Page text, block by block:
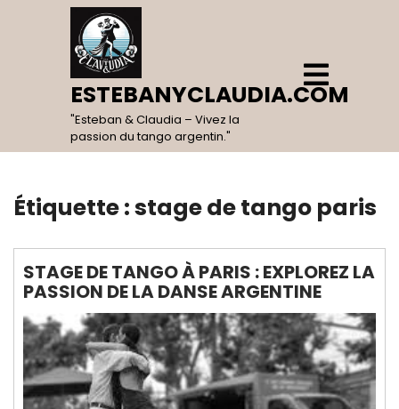
ESTEBANYCLAUDIA.COM
"Esteban & Claudia – Vivez la
passion du tango argentin."
Open
Menu
Étiquette :stage de tango paris
STAGE DE TANGO À PARIS : EXPLOREZ LA
PASSION DE LA DANSE ARGENTINE